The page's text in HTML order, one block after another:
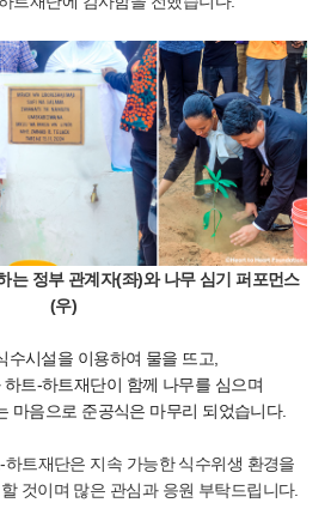
는 정부 관계자(좌)와 나무 심기 퍼포먼스
(우)
수시설을 이용하여 물을 뜨고,
트-하트재단이 함께 나무를 심으며
마음으로 준공식은 마무리 되었습니다.
하트재단은 지속 가능한 식수위생 환경을
것이며 많은 관심과 응원 부탁드립니다.